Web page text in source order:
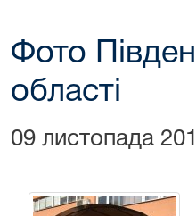
Фото
області
09 листопада